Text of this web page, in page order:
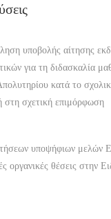
υποβολής αίτησης
για τη διδασκαλία
κατά το
στη σχετική επιμόρφωση
υποψήφιων
οργανικές θέσεις στην